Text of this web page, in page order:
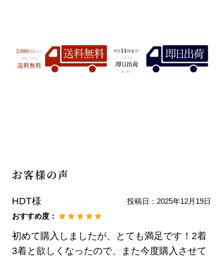
お客様の声
HDT様 投稿日： 2025年12月19日
おすすめ度：
初めて購入しましたが、とても満足です！2着
3着と欲しくなったので、また今度購入させて